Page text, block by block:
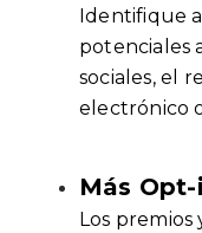
Identifique
potenciales
sociales, el
electrónico
Más Opt-
Los